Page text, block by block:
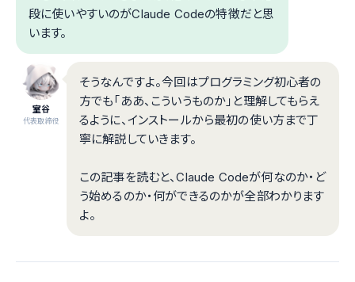
段に使いやすいのがClaude Codeの特徴だと思
います。
室谷
代表取締役
そうなんですよ。今回はプログラミング初心者の
方でも「ああ、こういうものか」と理解してもらえ
るように、インストールから最初の使い方まで丁
寧に解説していきます。
この記事を読むと、Claude Codeが何なのか・ど
う始めるのか・何ができるのかが全部わかります
よ。